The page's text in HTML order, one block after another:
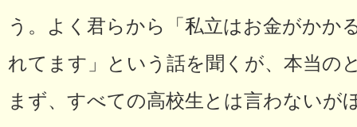
う。よく君らから「私立はお金がかか
れてます」という話を聞くが、本当の
まず、すべての高校生とは言わないが